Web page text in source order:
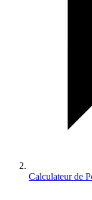
Calculateur de